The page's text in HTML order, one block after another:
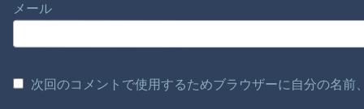
メール
次回のコメントで使用するためブラウザーに自分の名